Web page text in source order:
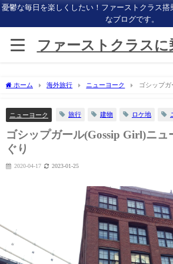
憂鬱な毎日を楽しくしたい！ファーストクラス搭
なブログです。
ファーストクラスに
ホーム 海外旅行 ニューヨーク
ゴシップガ
ニューヨーク 旅行 建物 ロケ地
ゴシップガール(Gossip Girl)ニ
ぐり
2020-04-17 2023-01-25